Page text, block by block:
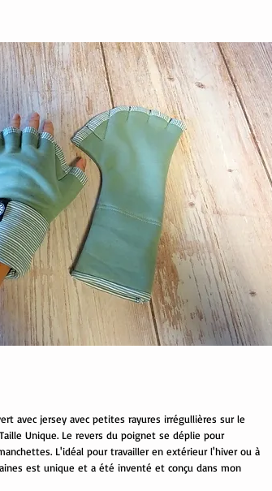
avec jersey avec petites rayures irrégullières sur le
Unique. Le revers du poignet se déplie pour
L'idéal pour travailler en extérieur l'hiver ou à
est unique et a été inventé et conçu dans mon